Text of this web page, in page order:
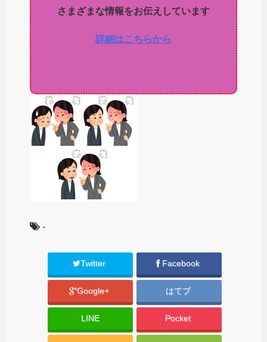
さまざまな情報をお伝えしています
詳細はこちらから
-
Twitter Facebook
Google+ はてブ
LINE Pocket